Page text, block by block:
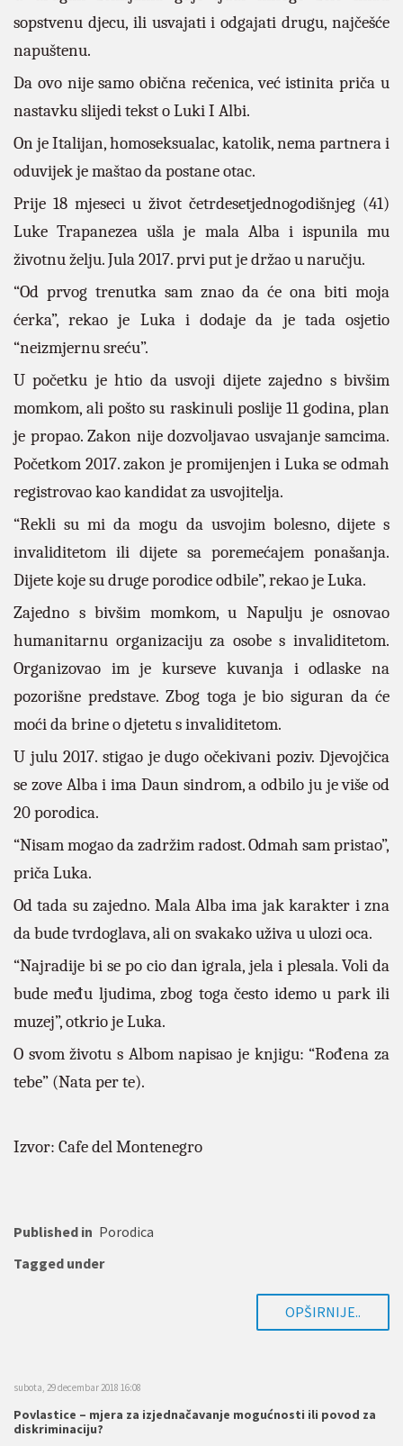
sopstvenu djecu, ili usvajati i odgajati drugu, najčešće
napuštenu.
Da ovo nije samo obična rečenica, već istinita priča u
nastavku slijedi tekst o Luki I Albi.
On je Italijan, homoseksualac, katolik, nema partnera i
oduvijek je maštao da postane otac.
Prije 18 mjeseci u život četrdesetjednogodišnjeg (41)
Luke Trapanezea ušla je mala Alba i ispunila mu
životnu želju. Jula 2017. prvi put je držao u naručju.
“Od prvog trenutka sam znao da će ona biti moja
ćerka”, rekao je Luka i dodaje da je tada osjetio
“neizmjernu sreću”.
U početku je htio da usvoji dijete zajedno s bivšim
momkom, ali pošto su raskinuli poslije 11 godina, plan
je propao. Zakon nije dozvoljavao usvajanje samcima.
Početkom 2017. zakon je promijenjen i Luka se odmah
registrovao kao kandidat za usvojitelja.
“Rekli su mi da mogu da usvojim bolesno, dijete s
invaliditetom ili dijete sa poremećajem ponašanja.
Dijete koje su druge porodice odbile”, rekao je Luka.
Zajedno s bivšim momkom, u Napulju je osnovao
humanitarnu organizaciju za osobe s invaliditetom.
Organizovao im je kurseve kuvanja i odlaske na
pozorišne predstave. Zbog toga je bio siguran da će
moći da brine o djetetu s invaliditetom.
U julu 2017. stigao je dugo očekivani poziv. Djevojčica
se zove Alba i ima Daun sindrom, a odbilo ju je više od
20 porodica.
“Nisam mogao da zadržim radost. Odmah sam pristao”,
priča Luka.
Od tada su zajedno. Mala Alba ima jak karakter i zna
da bude tvrdoglava, ali on svakako uživa u ulozi oca.
“Najradije bi se po cio dan igrala, jela i plesala. Voli da
bude među ljudima, zbog toga često idemo u park ili
muzej”, otkrio je Luka.
O svom životu s Albom napisao je knjigu: “Rođena za
tebe” (Nata per te).
Izvor: Cafe del Montenegro
Published in Porodica
Tagged under
OPŠIRNIJE..
subota, 29 decembar 2018 16:08
Povlastice – mjera za izjednačavanje mogućnosti ili povod za
diskriminaciju?